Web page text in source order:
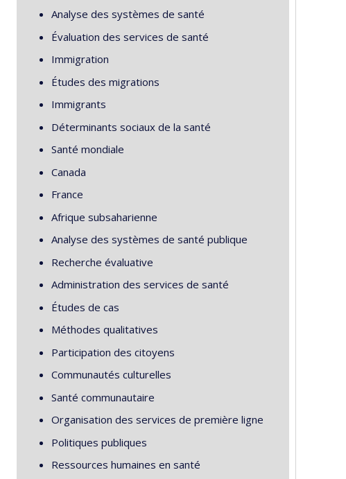
Analyse des systèmes de santé
Évaluation des services de santé
Immigration
Études des migrations
Immigrants
Déterminants sociaux de la santé
Santé mondiale
Canada
France
Afrique subsaharienne
Analyse des systèmes de santé publique
Recherche évaluative
Administration des services de santé
Études de cas
Méthodes qualitatives
Participation des citoyens
Communautés culturelles
Santé communautaire
Organisation des services de première ligne
Politiques publiques
Ressources humaines en santé